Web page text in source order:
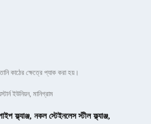
কাঠের ক্ষেত্রে প্যাক করা হয়।
ইউনিয়ন, মানিগ্রাম
ফ্ল্যাঞ্জ, নকল স্টেইনলেস স্টীল ফ্ল্যাঞ্জ,